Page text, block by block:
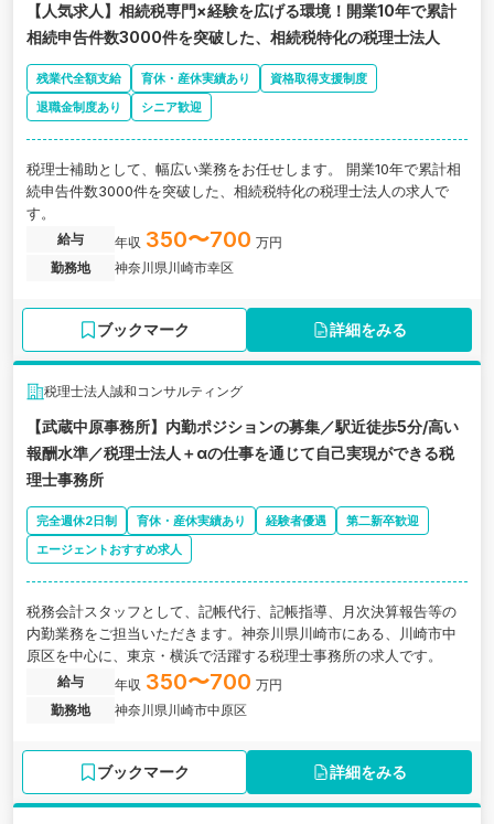
【人気求人】相続税専門×経験を広げる環境！開業10年で累計
相続申告件数3000件を突破した、相続税特化の税理士法人
残業代全額支給 育休・産休実績あり
資格取得支援制度
退職金制度あり
シニア歓迎
税理士補助として、幅広い業務をお任せします。 開業10年で累計相
続申告件数3000件を突破した、相続税特化の税理士法人の求人で
す。
給与 年収 350〜700 万円
勤務地
神奈川県川崎市幸区
ブックマーク 詳細をみる
税理士法人誠和コンサルティング
【武蔵中原事務所】内勤ポジションの募集／駅近徒歩5分/高い
報酬水準／税理士法人＋αの仕事を通じて自己実現ができる税
理士事務所
完全週休2日制 育休・産休実績あり 経験者優遇
第二新卒歓迎
エージェントおすすめ求人
税務会計スタッフとして、記帳代行、記帳指導、月次決算報告等の
内勤業務をご担当いただきます。神奈川県川崎市にある、川崎市中
原区を中心に、東京・横浜で活躍する税理士事務所の求人です。
給与 年収 350〜700 万円
勤務地
神奈川県川崎市中原区
ブックマーク 詳細をみる